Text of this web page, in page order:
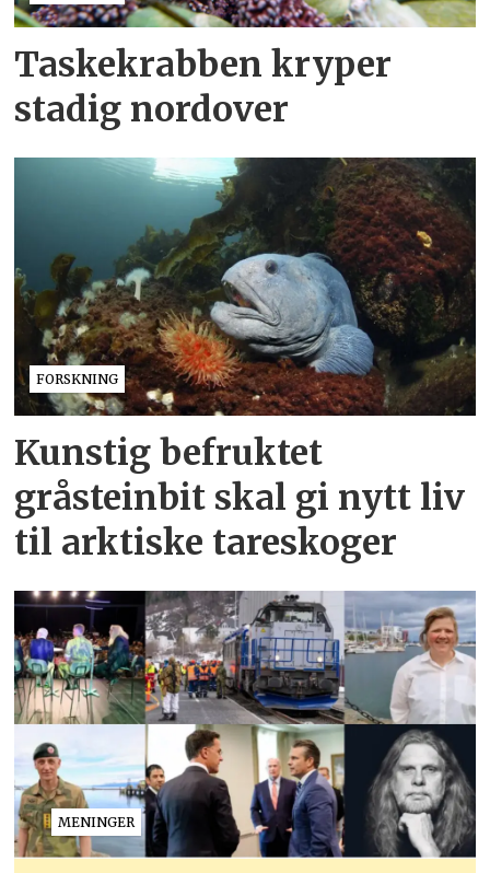
Taskekrabben kryper
stadig nordover
FORSKNING
Kunstig befruktet
gråsteinbit skal gi nytt liv
til arktiske tareskoger
MENINGER